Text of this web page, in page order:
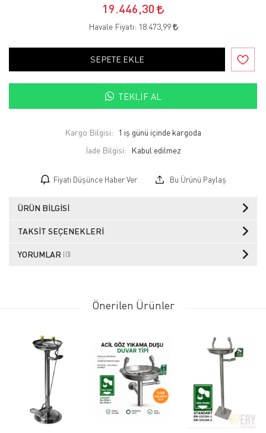
19.446,30
Havale Fiyatı: 18.473,99
SEPETE EKLE
TEKLIF AL
Kargo Bilgisi:
1 iş günü içinde kargoda
İade Bilgisi:
Fiyatı Düşünce Haber Ver Bu Ürünü Paylaş
ÜRÜN BILGISI
TAKSIT SEÇENEKLERI
YORUMLAR (0)
Önerilen Ürünler